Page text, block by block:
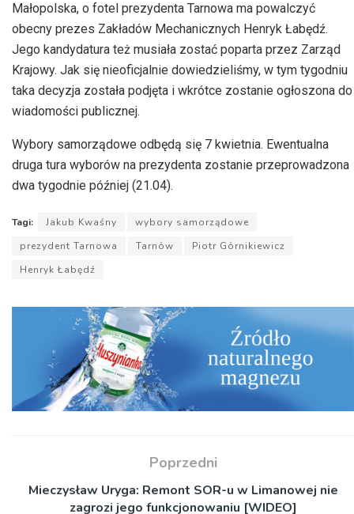
Małopolska, o fotel prezydenta Tarnowa ma powalczyć
obecny prezes Zakładów Mechanicznych Henryk Łabędź.
Jego kandydatura też musiała zostać poparta przez Zarząd
Krajowy. Jak się nieoficjalnie dowiedzieliśmy, w tym tygodniu
taka decyzja została podjęta i wkrótce zostanie ogłoszona do
wiadomości publicznej.
Wybory samorządowe odbędą się 7 kwietnia. Ewentualna
druga tura wyborów na prezydenta zostanie przeprowadzona
dwa tygodnie później (21.04).
Tagi: Jakub Kwaśny
wybory samorządowe
prezydent Tarnowa
Tarnów
Piotr Górnikiewicz
Henryk Łabędź
Poprzedni
Mieczysław Uryga: Remont SOR-u w Limanowej nie
zagrozi jego funkcjonowaniu [WIDEO]